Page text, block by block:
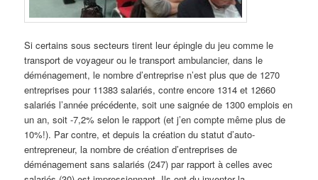
Si certains sous secteurs tirent leur épingle du jeu comme le
transport de voyageur ou le transport ambulancier, dans le
déménagement, le nombre d’entreprise n’est plus que de 1270
entreprises pour 11383 salariés, contre encore 1314 et 12660
salariés l’année précédente, soit une saignée de 1300 emplois en
un an, soit -7,2% selon le rapport (et j’en compte même plus de
10%!). Par contre, et depuis la création du statut d’auto-
entrepreneur, la nombre de création d’entreprises de
déménagement sans salariés (247) par rapport à celles avec